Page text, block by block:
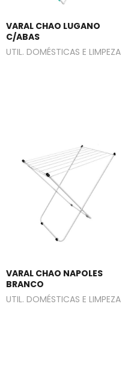
VARAL CHAO LUGANO
C/ABAS
UTIL. DOMÉSTICAS E LIMPEZA
VARAL CHAO NAPOLES
BRANCO
UTIL. DOMÉSTICAS E LIMPEZA